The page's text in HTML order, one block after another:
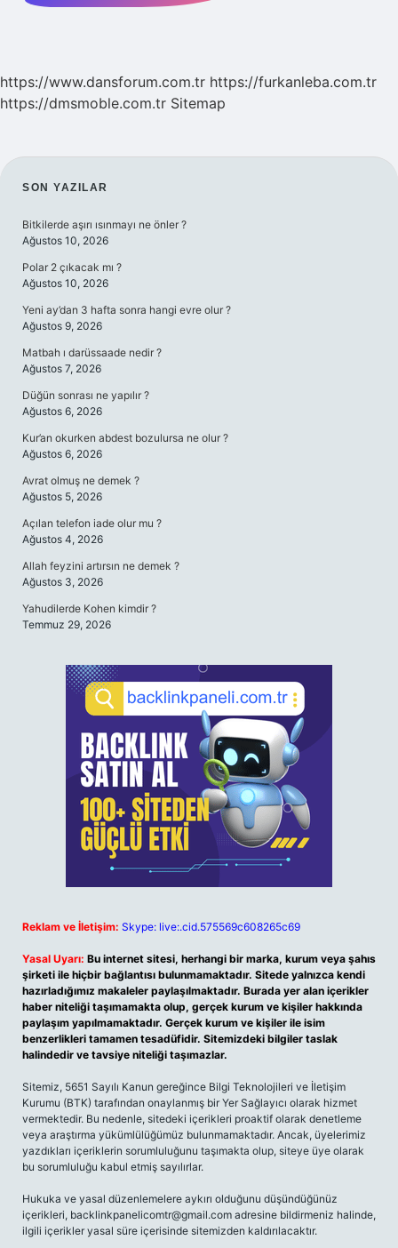
https://www.dansforum.com.tr https://furkanleba.com.tr
https://dmsmoble.com.tr Sitemap
SIDEBAR
SON YAZILAR
Bitkilerde aşırı ısınmayı ne önler ?
Ağustos 10, 2026
Polar 2 çıkacak mı ?
Ağustos 10, 2026
Yeni ay’dan 3 hafta sonra hangi evre olur ?
Ağustos 9, 2026
Matbah ı darüssaade nedir ?
Ağustos 7, 2026
Düğün sonrası ne yapılır ?
Ağustos 6, 2026
Kur’an okurken abdest bozulursa ne olur ?
Ağustos 6, 2026
Avrat olmuş ne demek ?
Ağustos 5, 2026
Açılan telefon iade olur mu ?
Ağustos 4, 2026
Allah feyzini artırsın ne demek ?
Ağustos 3, 2026
Yahudilerde Kohen kimdir ?
Temmuz 29, 2026
Reklam ve İletişim: Skype: live:.cid.575569c608265c69
Yasal Uyarı: Bu internet sitesi, herhangi bir marka, kurum veya şahıs
şirketi ile hiçbir bağlantısı bulunmamaktadır. Sitede yalnızca kendi
hazırladığımız makaleler paylaşılmaktadır. Burada yer alan içerikler
haber niteliği taşımamakta olup, gerçek kurum ve kişiler hakkında
paylaşım yapılmamaktadır. Gerçek kurum ve kişiler ile isim
benzerlikleri tamamen tesadüfidir. Sitemizdeki bilgiler taslak
halindedir ve tavsiye niteliği taşımazlar.
Sitemiz, 5651 Sayılı Kanun gereğince Bilgi Teknolojileri ve İletişim
Kurumu (BTK) tarafından onaylanmış bir Yer Sağlayıcı olarak hizmet
vermektedir. Bu nedenle, sitedeki içerikleri proaktif olarak denetleme
veya araştırma yükümlülüğümüz bulunmamaktadır. Ancak, üyelerimiz
yazdıkları içeriklerin sorumluluğunu taşımakta olup, siteye üye olarak
bu sorumluluğu kabul etmiş sayılırlar.
Hukuka ve yasal düzenlemelere aykırı olduğunu düşündüğünüz
içerikleri, backlinkpanelicomtr@gmail.com adresine bildirmeniz halinde,
ilgili içerikler yasal süre içerisinde sitemizden kaldırılacaktır.